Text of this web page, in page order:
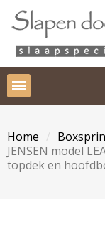
Home
JENSEN model
topdek en